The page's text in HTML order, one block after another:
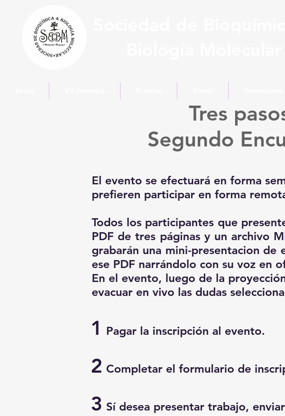
Tres
Segundo
El evento se efectuará en forma
prefieren participar en forma
Todos los participantes que
PDF de tres páginas y un archivo
grabarán una mini-presentacion de
ese PDF narrándolo con su voz en
En el evento, luego de la
evacuar en vivo las dudas
1 Pagar la inscripción al evento.
2 Completar el formulario de
3 Sí desea presentar trabajo,